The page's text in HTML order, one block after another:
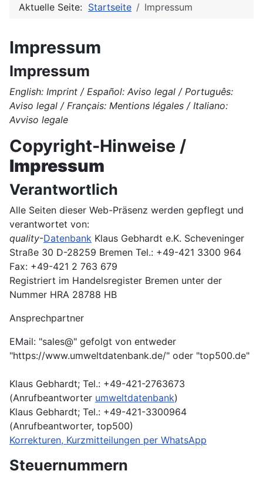
Aktuelle Seite: Startseite Impressum
Impressum
Impressum
English: Imprint / Español: Aviso legal / Português:
Aviso legal / Français: Mentions légales / Italiano:
Avviso legale
Copyright-Hinweise /
Impressum
Verantwortlich
Alle Seiten dieser Web-Präsenz werden gepflegt und
verantwortet von:
quality-Datenbank Klaus Gebhardt e.K. Scheveninger
Straße 30 D-28259 Bremen Tel.: +49-421 3300 964
Fax: +49-421 2 763 679
Registriert im Handelsregister Bremen unter der
Nummer HRA 28788 HB
Ansprechpartner
EMail: "sales@" gefolgt von entweder
"https://www.umweltdatenbank.de/" oder "top500.de"
Klaus Gebhardt; Tel.: +49-421-2763673
(Anrufbeantworter umweltdatenbank)
Klaus Gebhardt; Tel.: +49-421-3300964
(Anrufbeantworter, top500)
Korrekturen, Kurzmitteilungen per WhatsApp
Steuernummern